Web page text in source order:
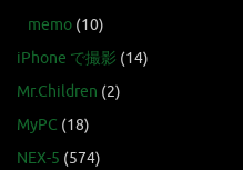
memo (10)
iPhone で撮影 (14)
Mr.Children (2)
MyPC (18)
NEX-5 (574)